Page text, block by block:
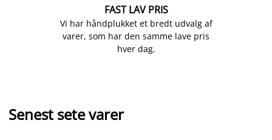
FAST LAV PRIS
Vi har håndplukket et bredt udvalg af
varer, som har den samme lave pris
hver dag.
Senest sete varer